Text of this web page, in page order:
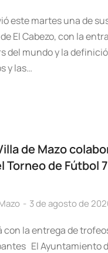
este martes una de
El Cabezo, con la
del mundo y la
y las…
de Mazo
de Fútbol
3 de agosto de
la entrega de
El Ayuntamiento